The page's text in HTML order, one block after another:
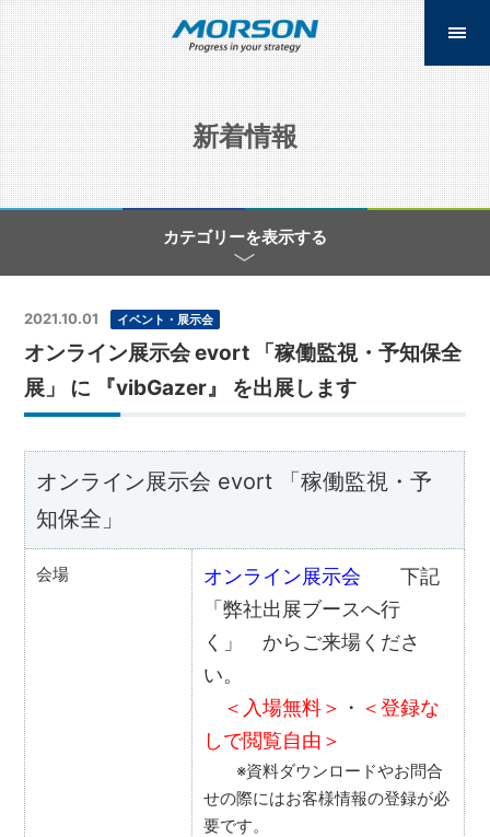
新着情報
カテゴリーを表示する
2021.10.01 イベント・展示会
オンライン展示会 evort 「稼働監視・予知保全
展」 に 『vibGazer』 を出展します
オンライン展示会 evort 「稼働監視・予
知保全」
会場 オンライン展示会下記
「弊社出展ブースへ行
く」 からご来場くださ
い。
＜入場無料＞ ・ ＜登録な
しで閲覧自由＞
※資料ダウンロードやお問合
せの際にはお客様情報の登録が必
要です。